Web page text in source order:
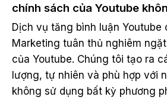
chính sách của Youtube
Dịch vụ tăng bình luận Youtube
Marketing tuân thủ nghiêm
của Youtube. Chúng tôi tạo ra
lượng, tự nhiên và phù hợp với
không sử dụng bất kỳ phương